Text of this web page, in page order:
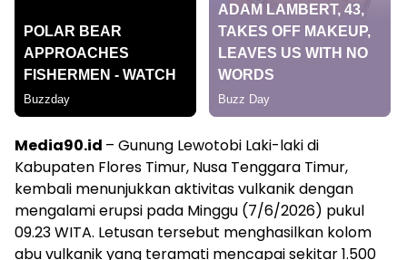
Media90.id – Gunung Lewotobi Laki-laki di
Kabupaten Flores Timur, Nusa Tenggara Timur,
kembali menunjukkan aktivitas vulkanik dengan
mengalami erupsi pada Minggu (7/6/2026) pukul
09.23 WITA. Letusan tersebut menghasilkan kolom
abu vulkanik yang teramati mencapai sekitar 1.500